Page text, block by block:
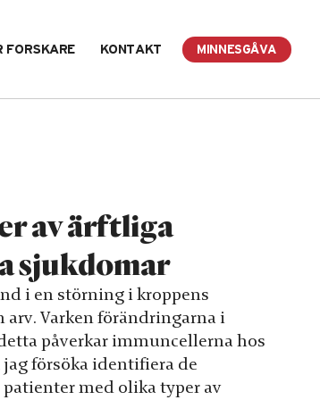
FORSKARE KONTAKT MINNESGÅVA
av ärftliga
sjukdomar
i en störning i kroppens
Varken förändringarna i
påverkar immuncellerna hos
försöka identifiera de
med olika typer av